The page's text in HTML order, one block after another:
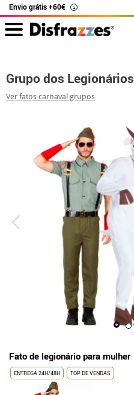
Envio grátis +60€ i
Grupo dos Legionários
Ver fatos carnaval grupos
Fato de legionário para mulher
ENTREGA 24H/48H TOP DE VENDAS